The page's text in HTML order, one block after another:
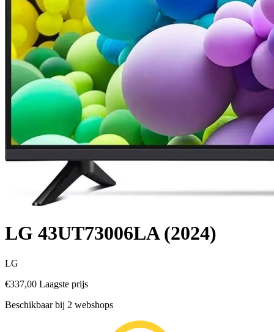
LG 43UT73006LA (2024)
LG
€337,00 Laagste prijs
Beschikbaar bij 2 webshops